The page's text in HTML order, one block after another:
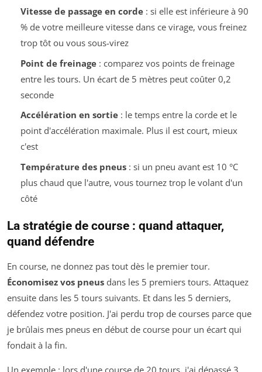
Vitesse de passage en corde: si elle est inférieure à 90
% de votre meilleure vitesse dans ce virage, vous freinez
trop tôt ou vous sous-virez
Point de freinage: comparez vos points de freinage
entre les tours. Un écart de 5 mètres peut coûter 0,2
seconde
Accélération en sortie: le temps entre la corde et le
point d'accélération maximale. Plus il est court, mieux
c'est
Température des pneus: si un pneu avant est 10 °C
plus chaud que l'autre, vous tournez trop le volant d'un
côté
La stratégie de course : quand attaquer,
quand défendre
En course, ne donnez pas tout dès le premier tour.
Économisez vos pneus dans les 5 premiers tours. Attaquez
ensuite dans les 5 tours suivants. Et dans les 5 derniers,
défendez votre position. J'ai perdu trop de courses parce que
je brûlais mes pneus en début de course pour un écart qui
fondait à la fin.
Un exemple : lors d'une course de 20 tours, j'ai dépassé 3